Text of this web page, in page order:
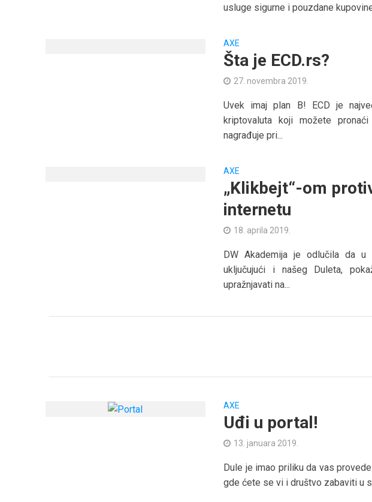
usluge sigurne i pouzdane
AXE
Šta je ECD.rs?
27. novembra 2019.
Uvek imaj plan B! ECD je
kriptovaluta koji možete
nagrađuje pri...
AXE
„Klikbejt“-om
internetu
18. aprila 2019.
DW Akademija je odlučila da u
uključujući i našeg Duleta,
upražnjavati na...
AXE
Uđi u portal!
13. januara 2019.
Dule je imao priliku da vas
gde ćete se vi i društvo zabaviti u